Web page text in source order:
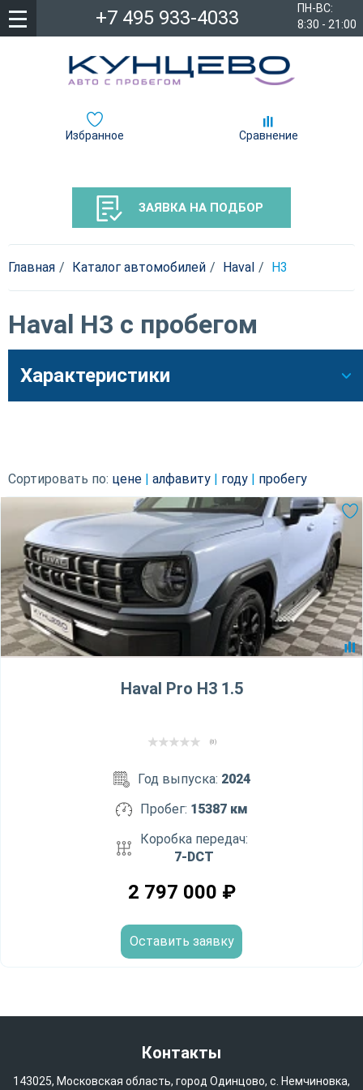
ПН-ВС:
8:30 - 21:00
+7 495 933-4033
Избранное Сравнение
ЗАЯВКА НА ПОДБОР
Главная Каталог автомобилей Haval H3
Haval H3 с пробегом
Характеристики
Сортировать по: цене алфавиту году пробегу
Haval Pro H3 1.5
(0)
Год выпуска: 2024
Пробег: 15387 км
Коробка передач:
7-DCT
2 797 000 ₽
Оставить заявку
Контакты
143025, Московская область, город Одинцово, с. Немчиновка,